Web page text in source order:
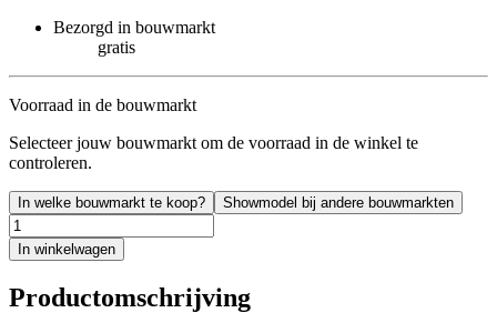
Bezorgd in bouwmarkt
gratis
Voorraad in de bouwmarkt
Selecteer jouw bouwmarkt om de voorraad in de winkel te
controleren.
In welke bouwmarkt te koop? Showmodel bij andere bouwmarkten
In winkelwagen
Productomschrijving